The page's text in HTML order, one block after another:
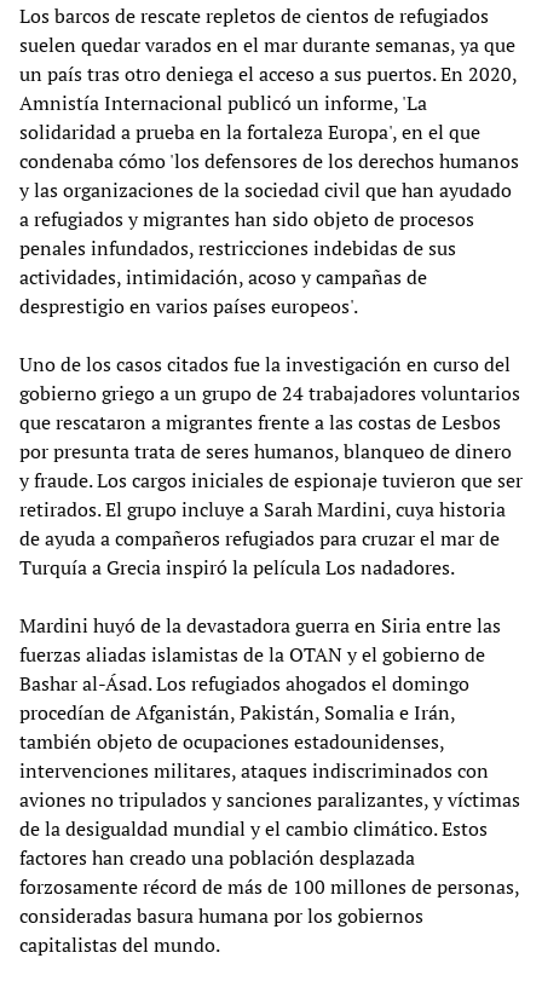
Los barcos de rescate repletos de cientos de refugiados
suelen quedar varados en el mar durante semanas, ya que
un país tras otro deniega el acceso a sus puertos. En 2020,
Amnistía Internacional publicó un informe, 'La
solidaridad a prueba en la fortaleza Europa', en el que
condenaba cómo 'los defensores de los derechos humanos
y las organizaciones de la sociedad civil que han ayudado
a refugiados y migrantes han sido objeto de procesos
penales infundados, restricciones indebidas de sus
actividades, intimidación, acoso y campañas de
desprestigio en varios países europeos'.
Uno de los casos citados fue la investigación en curso del
gobierno griego a un grupo de 24 trabajadores voluntarios
que rescataron a migrantes frente a las costas de Lesbos
por presunta trata de seres humanos, blanqueo de dinero
y fraude. Los cargos iniciales de espionaje tuvieron que ser
retirados. El grupo incluye a Sarah Mardini, cuya historia
de ayuda a compañeros refugiados para cruzar el mar de
Turquía a Grecia inspiró la película Los nadadores.
Mardini huyó de la devastadora guerra en Siria entre las
fuerzas aliadas islamistas de la OTAN y el gobierno de
Bashar al-Ásad. Los refugiados ahogados el domingo
procedían de Afganistán, Pakistán, Somalia e Irán,
también objeto de ocupaciones estadounidenses,
intervenciones militares, ataques indiscriminados con
aviones no tripulados y sanciones paralizantes, y víctimas
de la desigualdad mundial y el cambio climático. Estos
factores han creado una población desplazada
forzosamente récord de más de 100 millones de personas,
consideradas basura humana por los gobiernos
capitalistas del mundo.